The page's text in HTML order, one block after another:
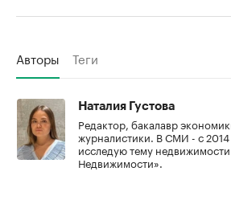
Авторы Теги
Наталия Густова
Редактор, бакалавр
журналистики. В СМИ - с 2014
исследую тему
Недвижимости».